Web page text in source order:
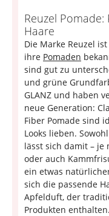
Reuzel
Haare
Die Marke Reuzel
ihre Pomaden
sind gut zu
und grüne
GLANZ und haben
neue Generation:
Fiber Pomade sind
Looks lieben.
lässt sich damit – je
oder auch
ein etwas
sich die passende
Apfelduft, der
Produkten enthalten.